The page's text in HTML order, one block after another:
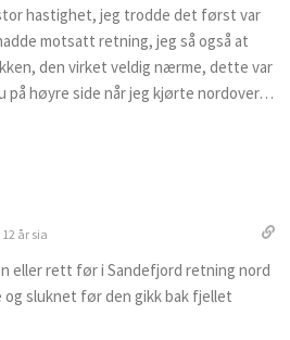
hastighet, jeg trodde det først var
motsatt retning, jeg så også at
den virket veldig nærme, dette var
på høyre side når jeg kjørte nordover…
12 år sia
eller rett før i Sandefjord retning nord
sluknet før den gikk bak fjellet